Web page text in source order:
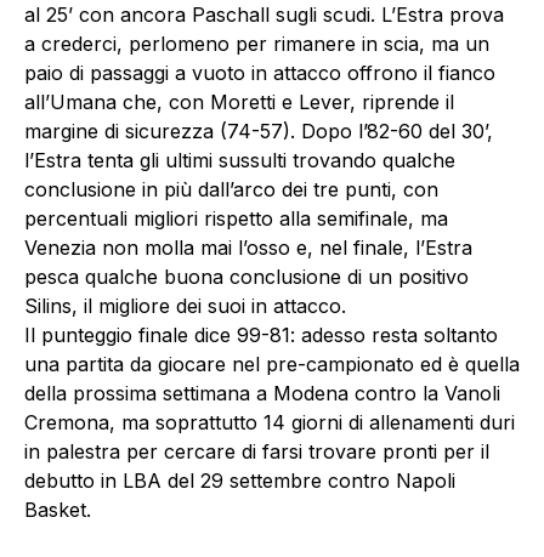
al 25’ con ancora Paschall sugli scudi. L’Estra prova
a crederci, perlomeno per rimanere in scia, ma un
paio di passaggi a vuoto in attacco offrono il fianco
all’Umana che, con Moretti e Lever, riprende il
margine di sicurezza (74-57). Dopo l’82-60 del 30’,
l’Estra tenta gli ultimi sussulti trovando qualche
conclusione in più dall’arco dei tre punti, con
percentuali migliori rispetto alla semifinale, ma
Venezia non molla mai l’osso e, nel finale, l’Estra
pesca qualche buona conclusione di un positivo
Silins, il migliore dei suoi in attacco.
Il punteggio finale dice 99-81: adesso resta soltanto
una partita da giocare nel pre-campionato ed è quella
della prossima settimana a Modena contro la Vanoli
Cremona, ma soprattutto 14 giorni di allenamenti duri
in palestra per cercare di farsi trovare pronti per il
debutto in LBA del 29 settembre contro Napoli
Basket.